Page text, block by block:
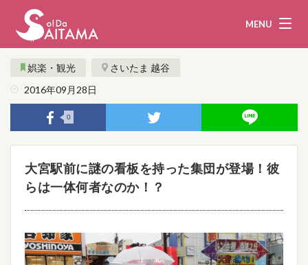
MENU
娯楽・観光
企業・団体 教育・医療
行政 まとめ！
地域から探す
募集！ お問い合わせ
娯楽・観光
さいたま 越谷
2016年09月28日
0
大宮駅前に謎の看板を持った集団が登場！彼
らは一体何者なのか！？